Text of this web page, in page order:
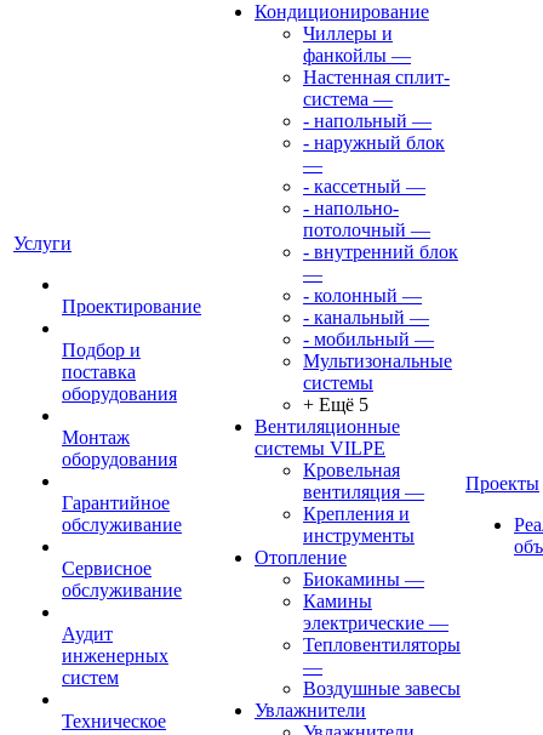
Услуги
Проектирование
Подбор и
поставка
оборудования
Монтаж
оборудования
Гарантийное
обслуживание
Сервисное
обслуживание
Аудит
инженерных
систем
Техническое
Кондиционирование
Чиллеры и
фанкойлы —
Настенная сплит-
система —
- напольный —
- наружный блок
—
- кассетный —
- напольно-
потолочный —
- внутренний блок
—
- колонный —
- канальный —
- мобильный —
Мультизональные
системы
+ Ещё 5
Вентиляционные
системы VILPE
Кровельная
вентиляция —
Крепления и
инструменты
Отопление
Биокамины —
Камины
электрические —
Тепловентиляторы
—
Воздушные завесы
Увлажнители
Проекты